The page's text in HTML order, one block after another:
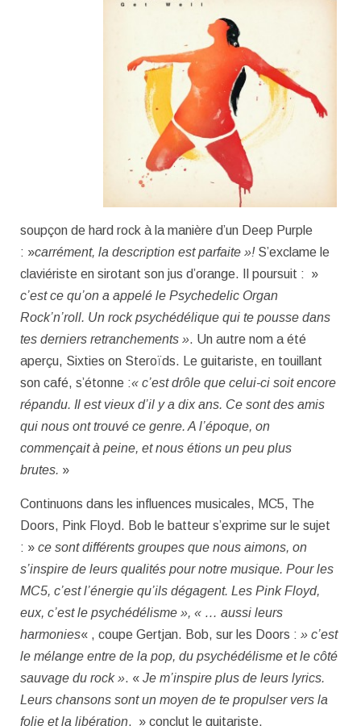
soupçon de hard rock à la manière d’un Deep Purple
: »carrément, la description est parfaite »!S’exclame le
claviériste en sirotant son jus d’orange. Il poursuit : »
c’est ce qu’on a appelé le Psychedelic Organ
Rock’n’roll. Un rock psychédélique qui te pousse dans
tes derniers retranchements ». Un autre nom a été
aperçu, Sixties on Steroïds. Le guitariste, en touillant
son café, s’étonne :« c’est drôle que celui-ci soit encore
répandu. Il est vieux d’il y a dix ans. Ce sont des amis
qui nous ont trouvé ce genre. A l’époque, on
commençait à peine, et nous étions un peu plus
brutes. »
Continuons dans les influences musicales, MC5, The
Doors, Pink Floyd. Bob le batteur s’exprime sur le sujet
: » ce sont différents groupes que nous aimons, on
s’inspire de leurs qualités pour notre musique. Pour les
MC5, c’est l’énergie qu’ils dégagent. Les Pink Floyd,
eux, c’est le psychédélisme », « … aussi leurs
harmonies« , coupe Gertjan. Bob, sur les Doors : » c’est
le mélange entre de la pop, du psychédélisme et le côté
sauvage du rock ». « Je m’inspire plus de leurs lyrics.
Leurs chansons sont un moyen de te propulser vers la
folie et la libération, » conclut le guitariste.